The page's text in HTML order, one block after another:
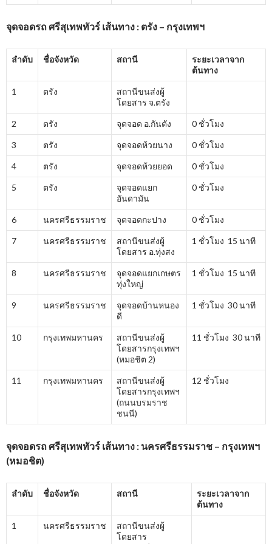
จุดจอดรถ ศรีสุเทพทัวร์ เส้นทาง : ตรัง – กรุงเทพฯ
ลำดับ ชื่อจังหวัด สถานี
ระยะเวลาจาก
ต้นทาง
1 ตรัง
สถานีขนส่งผู้
โดยสาร จ.ตรัง
2 ตรัง จุดจอด อ.กันตัง 0 ชั่วโมง
3 ตรัง จุดจอดห้วยนาง 0 ชั่วโมง
4 ตรัง จุดจอดห้วยยอด 0 ชั่วโมง
5 ตรัง
จุดจอดแยก
อันดามัน
0 ชั่วโมง
6 นครศรีธรรมราช จุดจอดกะปาง 0 ชั่วโมง
7 นครศรีธรรมราช
สถานีขนส่งผู้
โดยสาร อ.ทุ่งสง
1 ชั่วโมง 15 นาที
8 นครศรีธรรมราช
จุดจอดแยกเกษตร
ทุ่งใหญ่
1 ชั่วโมง 15 นาที
9 นครศรีธรรมราช
จุดจอดบ้านหนอง
ดี
1 ชั่วโมง 30 นาที
10 กรุงเทพมหานคร
สถานีขนส่งผู้
โดยสารกรุงเทพฯ
(หมอชิต 2)
11 ชั่วโมง 30 นาที
11 กรุงเทพมหานคร
สถานีขนส่งผู้
โดยสารกรุงเทพฯ
(ถนนบรมราช
ชนนี)
12 ชั่วโมง
จุดจอดรถ ศรีสุเทพทัวร์ เส้นทาง : นครศรีธรรมราช – กรุงเทพฯ
(หมอชิต)
ลำดับ ชื่อจังหวัด สถานี
ระยะเวลาจาก
ต้นทาง
1 นครศรีธรรมราช
สถานีขนส่งผู้
โดยสาร